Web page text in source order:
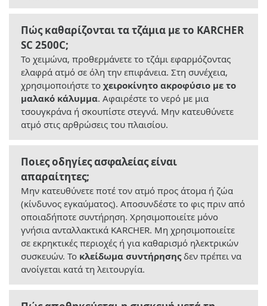
Πώς καθαρίζονται τα τζάμια με το KARCHER
SC 2500C;
Το χειμώνα, προθερμάνετε το τζάμι εφαρμόζοντας
ελαφρά ατμό σε όλη την επιφάνεια. Στη συνέχεια,
χρησιμοποιήστε το χειροκίνητο ακροφύσιο με το
μαλακό κάλυμμα. Αφαιρέστε το νερό με μια
τσουγκράνα ή σκουπίστε στεγνά. Μην κατευθύνετε
ατμό στις αρθρώσεις του πλαισίου.
Ποιες οδηγίες ασφαλείας είναι
απαραίτητες;
Μην κατευθύνετε ποτέ τον ατμό προς άτομα ή ζώα
(κίνδυνος εγκαύματος). Αποσυνδέστε το φις πριν από
οποιαδήποτε συντήρηση. Χρησιμοποιείτε μόνο
γνήσια ανταλλακτικά KARCHER. Μη χρησιμοποιείτε
σε εκρηκτικές περιοχές ή για καθαρισμό ηλεκτρικών
συσκευών. Το κλείδωμα συντήρησηςδεν πρέπει να
ανοίγεται κατά τη λειτουργία.